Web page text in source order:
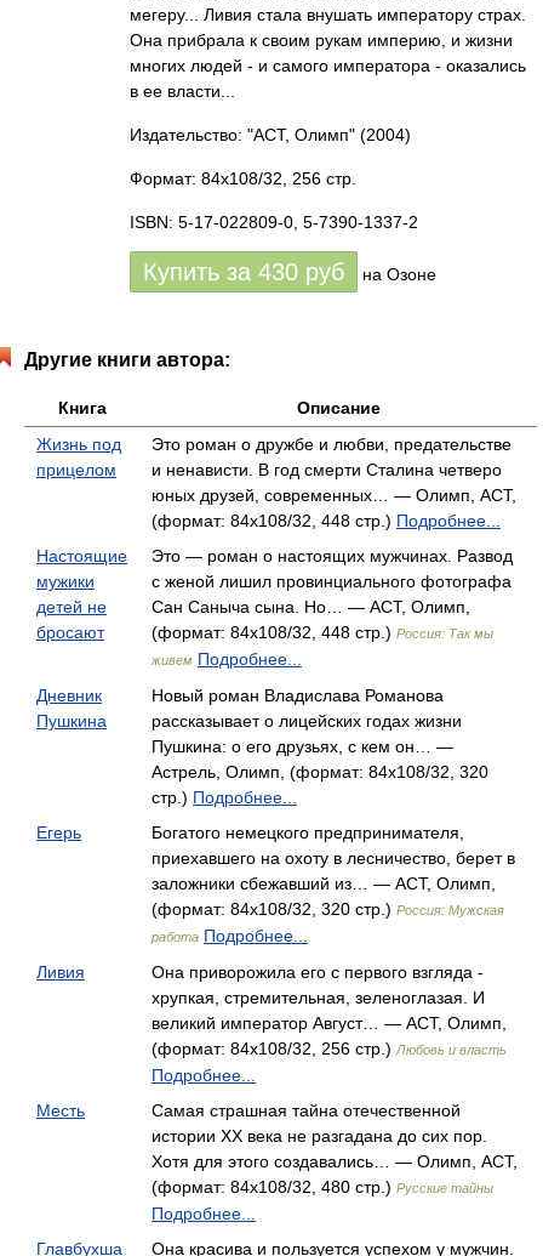
мегеру... Ливия стала внушать императору страх.
Она прибрала к своим рукам империю, и жизни
многих людей - и самого императора - оказались
в ее власти...
Издательство: "АСТ, Олимп" (2004)
Формат: 84x108/32, 256 стр.
ISBN: 5-17-022809-0, 5-7390-1337-2
Купить за 430 руб на Озоне
Другие книги автора:
Книга
Описание
Жизнь под
прицелом
Это роман о дружбе и любви, предательстве
и ненависти. В год смерти Сталина четверо
юных друзей, современных… — Олимп, АСТ,
(формат: 84x108/32, 448 стр.) Подробнее...
Настоящие
мужики
детей не
бросают
Это — роман о настоящих мужчинах. Развод
с женой лишил провинциального фотографа
Сан Саныча сына. Но… — АСТ, Олимп,
(формат: 84x108/32, 448 стр.) Россия: Так мы
живем Подробнее...
Дневник
Пушкина
Новый роман Владислава Романова
рассказывает о лицейских годах жизни
Пушкина: о его друзьях, с кем он… —
Астрель, Олимп, (формат: 84x108/32, 320
стр.) Подробнее...
Егерь
Богатого немецкого предпринимателя,
приехавшего на охоту в лесничество, берет в
заложники сбежавший из… — АСТ, Олимп,
(формат: 84x108/32, 320 стр.) Россия: Мужская
работа Подробнее...
Ливия
Она приворожила его с первого взгляда -
хрупкая, стремительная, зеленоглазая. И
великий император Август… — АСТ, Олимп,
(формат: 84x108/32, 256 стр.) Любовь и власть
Подробнее...
Месть
Самая страшная тайна отечественной
истории XX века не разгадана до сих пор.
Хотя для этого создавались… — Олимп, АСТ,
(формат: 84x108/32, 480 стр.) Русские тайны
Подробнее...
Главбухша
Она красива и пользуется успехом у мужчин.